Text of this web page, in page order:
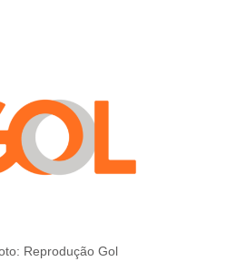
Reprodução Gol